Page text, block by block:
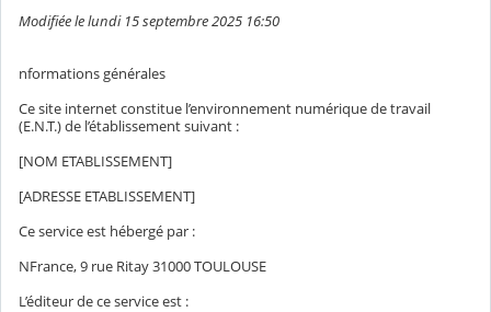
Modifiée le lundi 15 septembre 2025 16:50
nformations générales
Ce site internet constitue l’environnement numérique de travail
(E.N.T.) de l’établissement suivant :
[NOM ETABLISSEMENT]
[ADRESSE ETABLISSEMENT]
Ce service est hébergé par :
NFrance, 9 rue Ritay 31000 TOULOUSE
L’éditeur de ce service est :